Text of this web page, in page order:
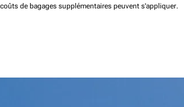
de bagages supplémentaires peuvent s'appliquer.